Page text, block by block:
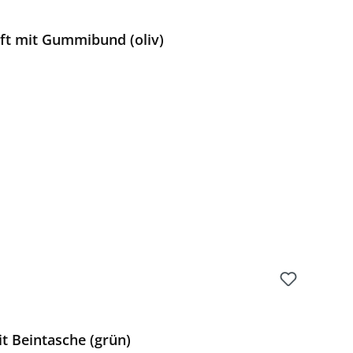
mit Gummibund (oliv)
Beintasche (grün)